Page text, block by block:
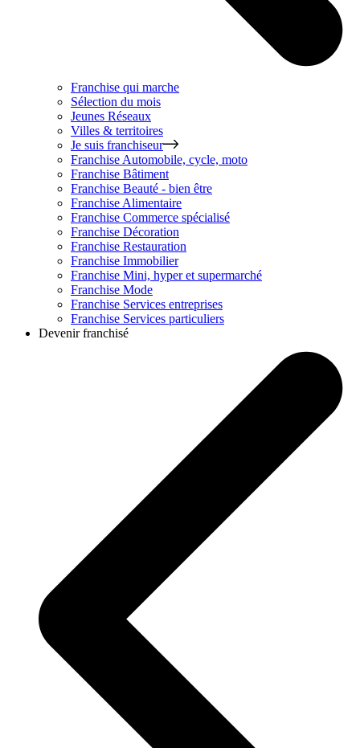
Franchise qui marche
Sélection du mois
Jeunes Réseaux
Villes & territoires
Je suis franchiseur
Franchise Automobile, cycle, moto
Franchise Bâtiment
Franchise Beauté - bien être
Franchise Alimentaire
Franchise Commerce spécialisé
Franchise Décoration
Franchise Restauration
Franchise Immobilier
Franchise Mini, hyper et supermarché
Franchise Mode
Franchise Services entreprises
Franchise Services particuliers
Devenir franchisé